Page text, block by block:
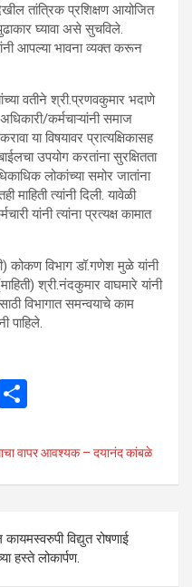
तांत्रिक प्रशिक्षण आयोजित
पुढाकार घ्यावा असे सुचविले.
आपल्या भावना व्यक्त करून
वतीने श्री.प्रणवकुमार भदाणे
कर्मचाऱ्यांनी समाज
या विषयावर प्रात्यक्षिकासह
उपयोग करतांना सुरक्षितता
लोकांच्या समोर जातांना
माहिती त्यांनी दिली. यावेळी
यांनी त्यांना प्रत्यक्ष कामात
कोकण विभाग डॉ.गणेश मुळे यांनी
श्री.नंदकुमार वाघमारे यांनी
विभागात समन्वयाचे काम
पाहिले.
ar
e
वापर आवश्यक – दयानंद कांबळे
विद्युत रोषणाई
हस्ते लोकार्पण.